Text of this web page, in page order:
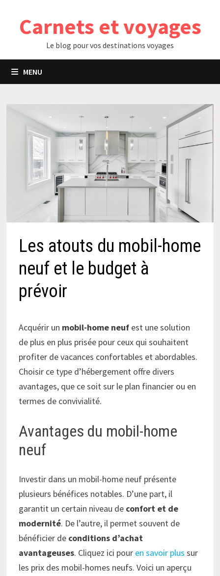
contenuCarnets et voyages
Le blog pour vos destinations voyages
MENU
Les atouts du mobil-home
neuf et le budget à
prévoir
Acquérir un mobil-home neuf est une solution
de plus en plus prisée pour ceux qui souhaitent
profiter de vacances confortables et abordables.
Choisir ce type d’hébergement offre divers
avantages, que ce soit sur le plan financier ou en
termes de convivialité.
Avantages du mobil-home
neuf
Investir dans un mobil-home neuf présente
plusieurs bénéfices notables. D’une part, il
garantit un certain niveau de confort et de
modernité. De l’autre, il permet souvent de
bénéficier de conditions d’achat
avantageuses. Cliquez ici pour en savoir plus sur
les prix des mobil-homes neufs. Voici un aperçu